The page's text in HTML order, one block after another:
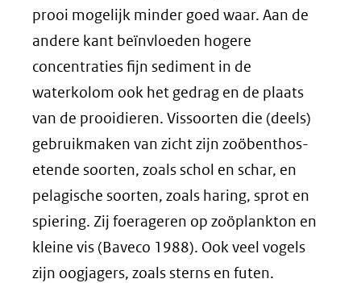
prooi mogelijk minder goed waar. Aan de
andere kant beïnvloeden hogere
concentraties fijn sediment in de
waterkolom ook het gedrag en de plaats
van de prooidieren. Vissoorten die (deels)
gebruikmaken van zicht zijn zoöbenthos-
etende soorten, zoals schol en schar, en
pelagische soorten, zoals haring, sprot en
spiering. Zij foerageren op zoöplankton en
kleine vis (Baveco 1988). Ook veel vogels
zijn oogjagers, zoals sterns en futen.